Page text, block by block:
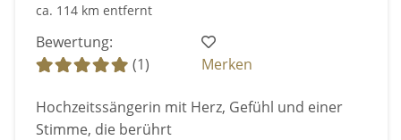
ca. 114 km entfernt
Bewertung:
(1)
Merken
Hochzeitssängerin mit Herz, Gefühl und einer
Stimme, die berührt